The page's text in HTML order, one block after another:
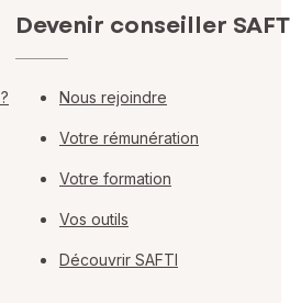
Devenir conseiller
Nous rejoindre
Votre rémunération
Votre formation
Vos outils
Découvrir SAFTI